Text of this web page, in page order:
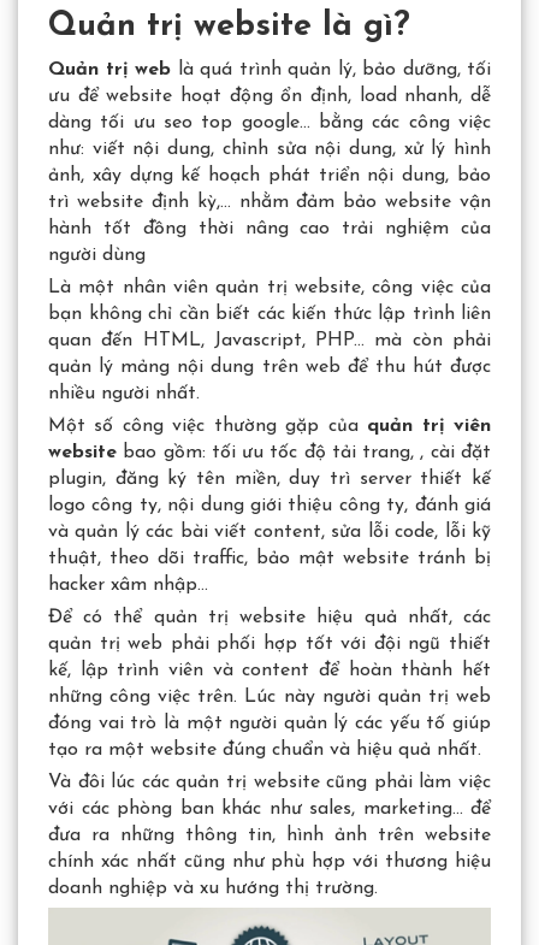
Quản trị website là gì?
Quản trị web là quá trình quản lý, bảo dưỡng, tối
ưu để website hoạt động ổn định, load nhanh, dễ
dàng tối ưu seo top google… bằng các công việc
như: viết nội dung, chỉnh sửa nội dung, xử lý hình
ảnh, xây dựng kế hoạch phát triển nội dung, bảo
trì website định kỳ,… nhằm đảm bảo website vận
hành tốt đồng thời nâng cao trải nghiệm của
người dùng
Là một nhân viên quản trị website, công việc của
bạn không chỉ cần biết các kiến thức lập trình liên
quan đến HTML, Javascript, PHP… mà còn phải
quản lý mảng nội dung trên web để thu hút được
nhiều người nhất.
Một số công việc thường gặp của quản trị viên
website bao gồm: tối ưu tốc độ tải trang, , cài đặt
plugin, đăng ký tên miền, duy trì server thiết kế
logo công ty, nội dung giới thiệu công ty, đánh giá
và quản lý các bài viết content, sửa lỗi code, lỗi kỹ
thuật, theo dõi traffic, bảo mật website tránh bị
hacker xâm nhập…
Để có thể quản trị website hiệu quả nhất, các
quản trị web phải phối hợp tốt với đội ngũ thiết
kế, lập trình viên và content để hoàn thành hết
những công việc trên. Lúc này người quản trị web
đóng vai trò là một người quản lý các yếu tố giúp
tạo ra một website đúng chuẩn và hiệu quả nhất.
Và đôi lúc các quản trị website cũng phải làm việc
với các phòng ban khác như sales, marketing… để
đưa ra những thông tin, hình ảnh trên website
chính xác nhất cũng như phù hợp với thương hiệu
doanh nghiệp và xu hướng thị trường.